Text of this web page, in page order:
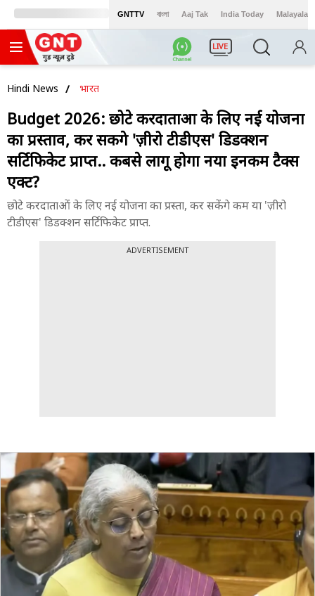
GNTTV বাংলা Aaj Tak India Today Malayalam
LIVE
Hindi News भारत
Budget 2026: छोटे करदाताओं के लिए नई योजना
का प्रस्ताव, कर सकेंगे 'ज़ीरो टीडीएस' डिडक्शन
सर्टिफिकेट प्राप्त.. कबसे लागू होगा नया इनकम टैक्स
एक्ट?
छोटे करदाताओं के लिए नई योजना का प्रस्ता, कर सकेंगे कम या 'ज़ीरो
टीडीएस' डिडक्शन सर्टिफिकेट प्राप्त.
ADVERTISEMENT